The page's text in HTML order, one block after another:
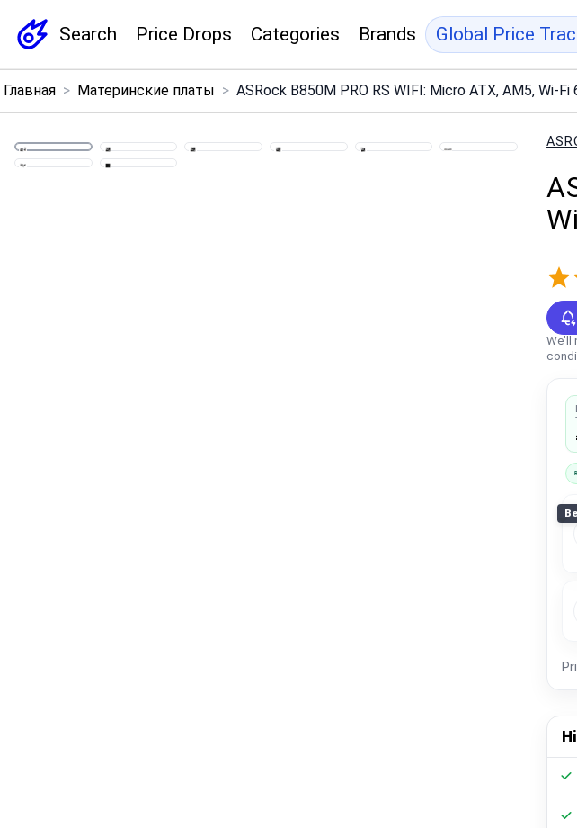
Search Price Drops Categories Brands Global Price
Menu ×
Home
Главная > Материнские платы > ASRock B850M PRO RS WIFI: Micro ATX, AM5, Wi‑Fi